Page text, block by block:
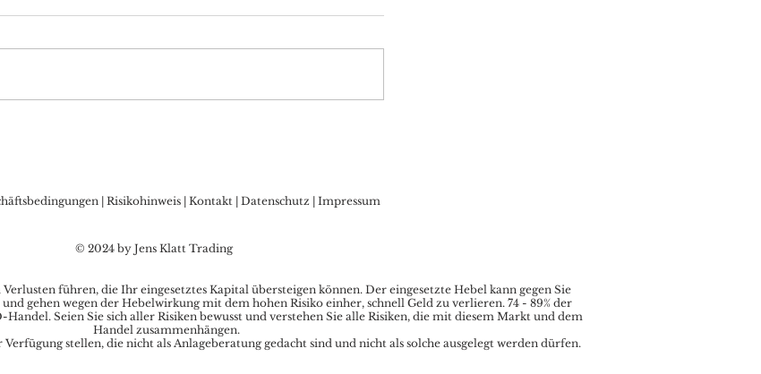
| Risikohinweis | Kontakt | Datenschutz | Impressum
© 2024 by Jens Klatt Trading
führen, die Ihr eingesetztes Kapital übersteigen können. Der eingesetzte Hebel kann gegen Sie
gehen wegen der Hebelwirkung mit dem hohen Risiko einher, schnell Geld zu verlieren. 74 - 89% der
Seien Sie sich aller Risiken bewusst und verstehen Sie alle Risiken, die mit diesem Markt und dem
Handel zusammenhängen.
stellen, die nicht als Anlageberatung gedacht sind und nicht als solche ausgelegt werden dürfen.